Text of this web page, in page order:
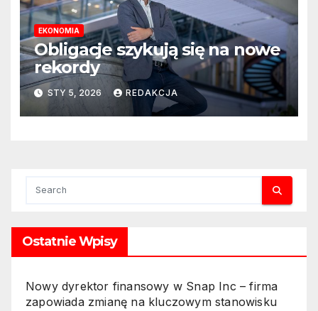
EKONOMIA
Obligacje szykują się na nowe
rekordy
STY 5, 2026 REDAKCJA
Ostatnie Wpisy
Nowy dyrektor finansowy w Snap Inc – firma
zapowiada zmianę na kluczowym stanowisku